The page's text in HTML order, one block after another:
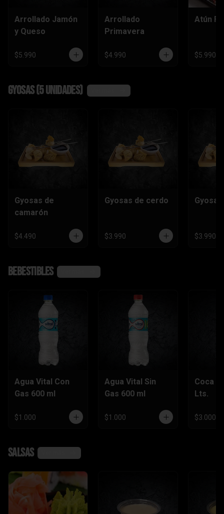
Arrollado Jamón
y Queso
$5.990
Arrollado
Primavera
$4.990
Atún
$5.990
Gyosas (5 unidades)
Gyosas de
camarón
$4.490
Gyosas de cerdo
$3.990 $3.990
Bebestibles
Agua Vital Con
Gas 600 ml
$1.000
Agua Vital Sin
Gas 600 ml
$1.000
Coca
Lts.
$3.000
Salsas